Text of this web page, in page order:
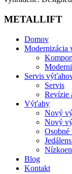
METALLIFT
Domov
Modernizácia
Servis
Servis
Revízie
Výťahy
Nový
Nový
Blog
Kontakt